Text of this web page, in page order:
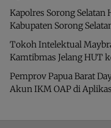
Kapolres Sorong Selatan
Kabupaten Sorong
Tokoh Intelektual
Kamtibmas Jelang HUT
Pemprov Papua Barat
Akun IKM OAP di